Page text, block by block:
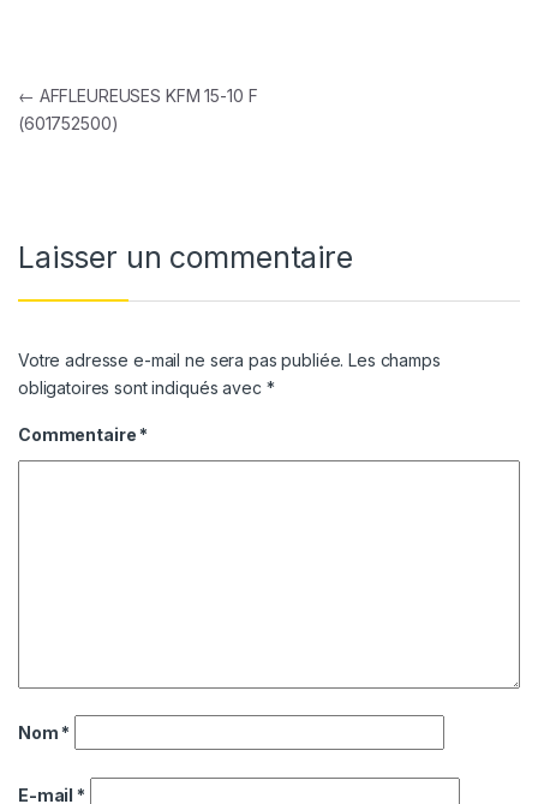
Navigation de l’article
← AFFLEUREUSES KFM 15-10 F
(601752500)
Laisser un commentaire
Votre adresse e-mail ne sera pas publiée. Les champs
obligatoires sont indiqués avec *
Commentaire *
Nom *
E-mail *